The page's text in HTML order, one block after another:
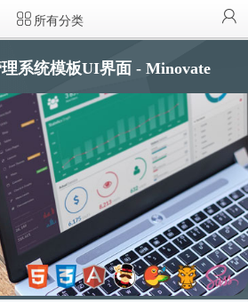
所有分类
系统模板UI界面 - Minovate